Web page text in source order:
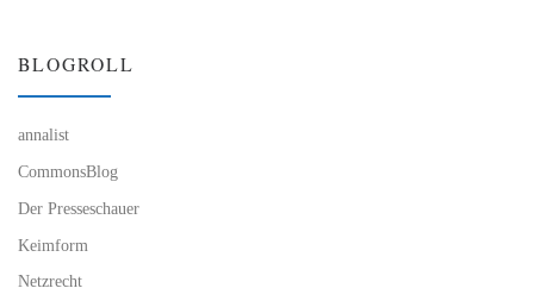
BLOGROLL
annalist
CommonsBlog
Der Presseschauer
Keimform
Netzrecht